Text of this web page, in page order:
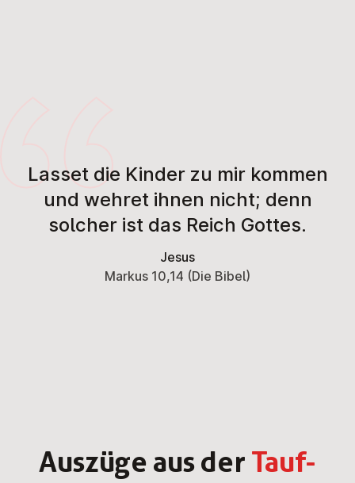
Lasset die Kinder zu mir kommen
und wehret ihnen nicht; denn
solcher ist das Reich Gottes.
Jesus
Markus 10,14 (Die Bibel)
Auszüge aus der Tauf-